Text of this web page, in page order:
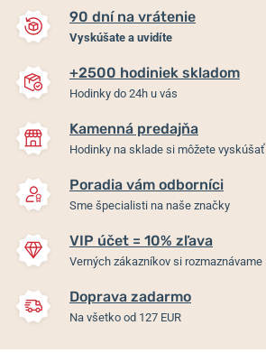
90 dní na vrátenie
Vyskúšate a uvidíte
+2500 hodiniek skladom
Hodinky do 24h u vás
Kamenná predajňa
Hodinky na sklade si môžete vyskúšať
Poradia vám odborníci
Sme špecialisti na naše značky
VIP účet = 10% zľava
Verných zákazníkov si rozmaznávame
Doprava zadarmo
Na všetko od 127 EUR